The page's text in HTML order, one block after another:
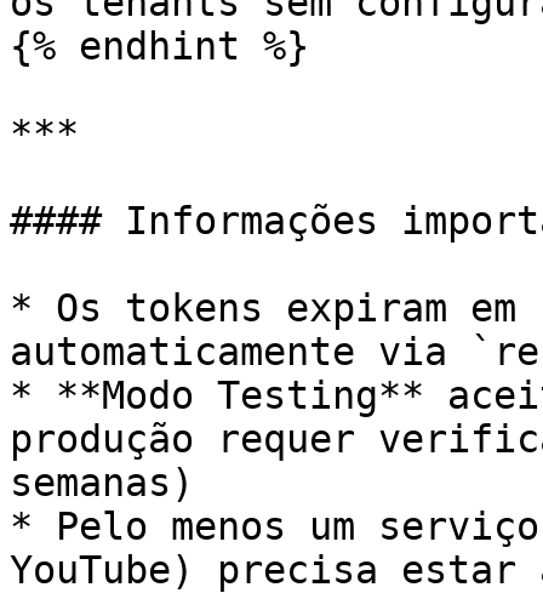
{% endhint %}
***
#### Informações
* Os tokens expiram
automaticamente via
* **Modo Testing**
produção requer
semanas)
* Pelo menos um
YouTube) precisa